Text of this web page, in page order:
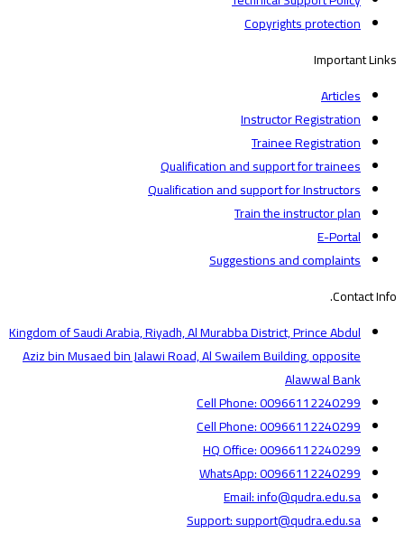
Copyrights protection
Important Links
Articles
Instructor Registration
Trainee Registration
Qualification and support for trainees
Qualification and support for Instructors
Train the instructor plan
E-Portal
Suggestions and complaints
Contact Info.
Kingdom of Saudi Arabia, Riyadh, Al Murabba District, Prince Abdul
Aziz bin Musaed bin Jalawi Road, Al Swailem Building, opposite
Alawwal Bank
Cell Phone: 00966112240299
Cell Phone: 00966112240299
HQ Office: 00966112240299
WhatsApp: 00966112240299
Email: info@qudra.edu.sa
Support: support@qudra.edu.sa